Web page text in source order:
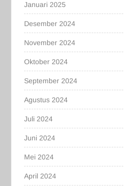
Januari 2025
Desember 2024
November 2024
Oktober 2024
September 2024
Agustus 2024
Juli 2024
Juni 2024
Mei 2024
April 2024